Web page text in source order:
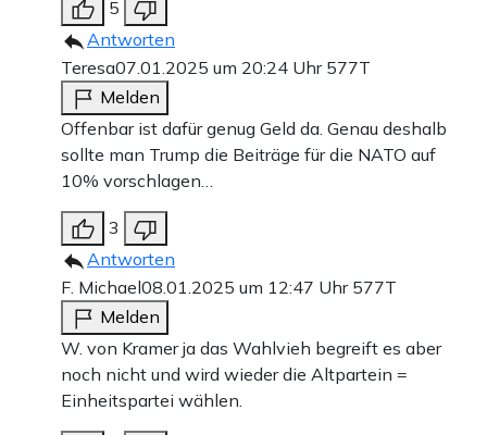
5
Antworten
Teresa07.01.2025 um 20:24 Uhr 577T
Melden
Offenbar ist dafür genug Geld da. Genau deshalb
sollte man Trump die Beiträge für die NATO auf
10% vorschlagen…
3
Antworten
F. Michael08.01.2025 um 12:47 Uhr 577T
Melden
W. von Kramer ja das Wahlvieh begreift es aber
noch nicht und wird wieder die Altpartein =
Einheitspartei wählen.